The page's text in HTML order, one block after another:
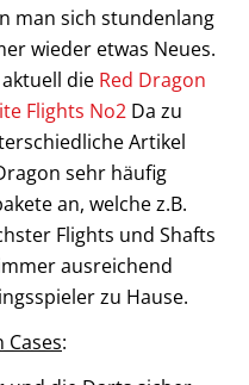
man sich stundenlang
wieder etwas Neues.
die Red Dragon
Flights No2 Da zu
Artikel
sehr häufig
an, welche z.B.
Flights und Shafts
ausreichend
zu Hause.
Cases: